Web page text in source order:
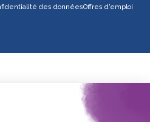
des donnéesOffres d’emploi